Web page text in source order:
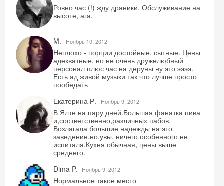
Ровно час (!) жду драники. Обслуживание на
высоте, ага.
M. Ноябрь 10, 2012
Неплохо - порции достойные, сытные. Цены
адекватные, но не очень дружелюбный
персонал плюс час на деруны ну это ээээ.
Есть ад живой музыки так что лучше просто
пообедать
Екатерина Р.
Ноябрь 9, 2012
В Ялте на пару дней.Большая фанатка пива
и,соответственно,различных пабов.
Возлагала большие надежды на это
заведение,но,увы, ничего особенного не
испитала.Кухня обычная, цены выше
среднего.
Dima P.
Ноябрь 9, 2012
Нормальное такое место